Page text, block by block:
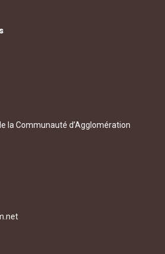
la Communauté d’Agglomération